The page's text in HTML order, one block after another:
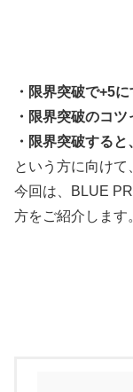
・限界突破で+5
・限界突破のコツ
・限界突破する
という方に向けて
今回は、BLUE
方をご紹介します